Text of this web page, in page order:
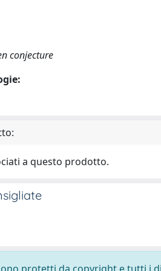
conjecture
a questo prodotto.